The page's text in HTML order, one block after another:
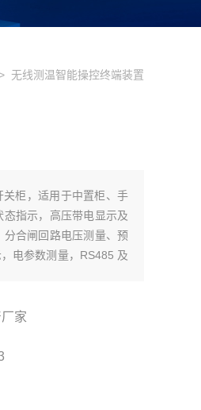
无线测温智能操控终端装置
柜，适用于中置柜、手
指示，高压带电显示及
合闸回路电压测量、预
电参数测量，RS485 及
家